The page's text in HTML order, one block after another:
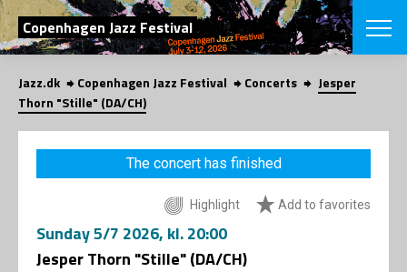
SEARCH
Copenhagen Jazz Festival
Danish
CHOOSE
VINTERJAZZ
Themes
LOCATIONS
Jazz.dk Copenhagen Jazz Festival Concerts
Jesper
Thorn "Stille" (DA/CH)
The concert has finished
Highlight Add to favorites
Sunday5/7 2026, kl. 20:00
Jesper Thorn "Stille" (DA/CH)